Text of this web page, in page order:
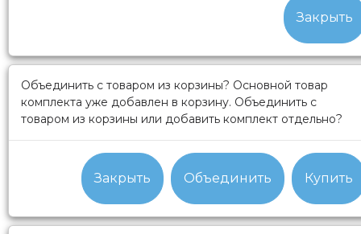
Закрыть
Объединить с товаром из корзины? Основной товар
комплекта уже добавлен в корзину. Объединить с
товаром из корзины или добавить комплект отдельно?
Закрыть Объединить Купить